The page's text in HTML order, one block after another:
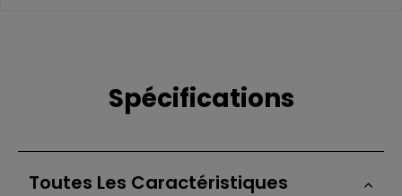
Spécifications
Toutes Les Caractéristiques